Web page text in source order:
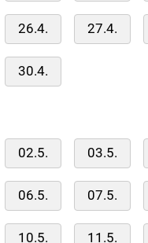
26.4. 27.4.
30.4.
02.5. 03.5.
06.5. 07.5.
10.5. 11.5.